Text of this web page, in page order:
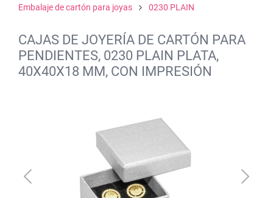
Embalaje de cartón para joyas
0230 PLAIN
CAJAS DE JOYERÍA DE CARTÓN PARA
PENDIENTES, 0230 PLAIN PLATA,
40X40X18 MM, CON IMPRESIÓN